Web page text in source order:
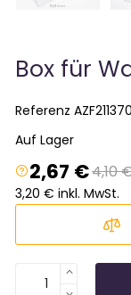
Box für
Referenz
Auf Lager
2,67 €4,10
3,20 € inkl. MwSt.